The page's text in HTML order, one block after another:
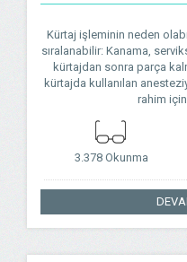
Kürtaj işleminin neden
sıralanabilir: Kanama,
kürtajdan sonra parça
kürtajda kullanılan
rahim
3.378 Okunma